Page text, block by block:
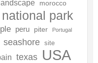
morocco
national park
peru piter Portugal
seashore
site
texas USA